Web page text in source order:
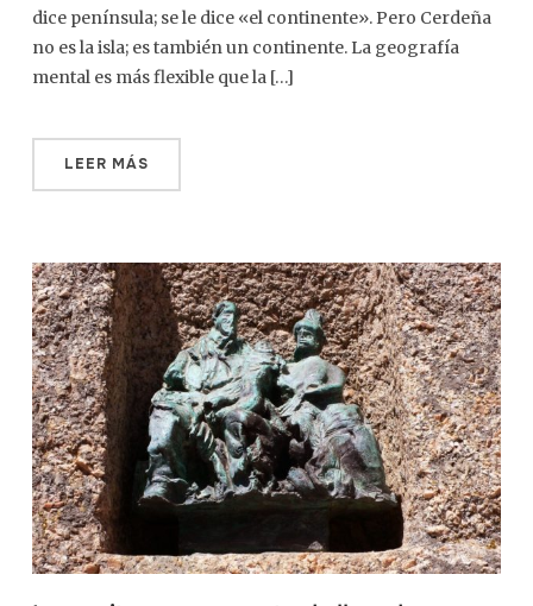
dice península; se le dice «el continente». Pero Cerdeña
no es la isla; es también un continente. La geografía
mental es más flexible que la […]
LEER MÁS